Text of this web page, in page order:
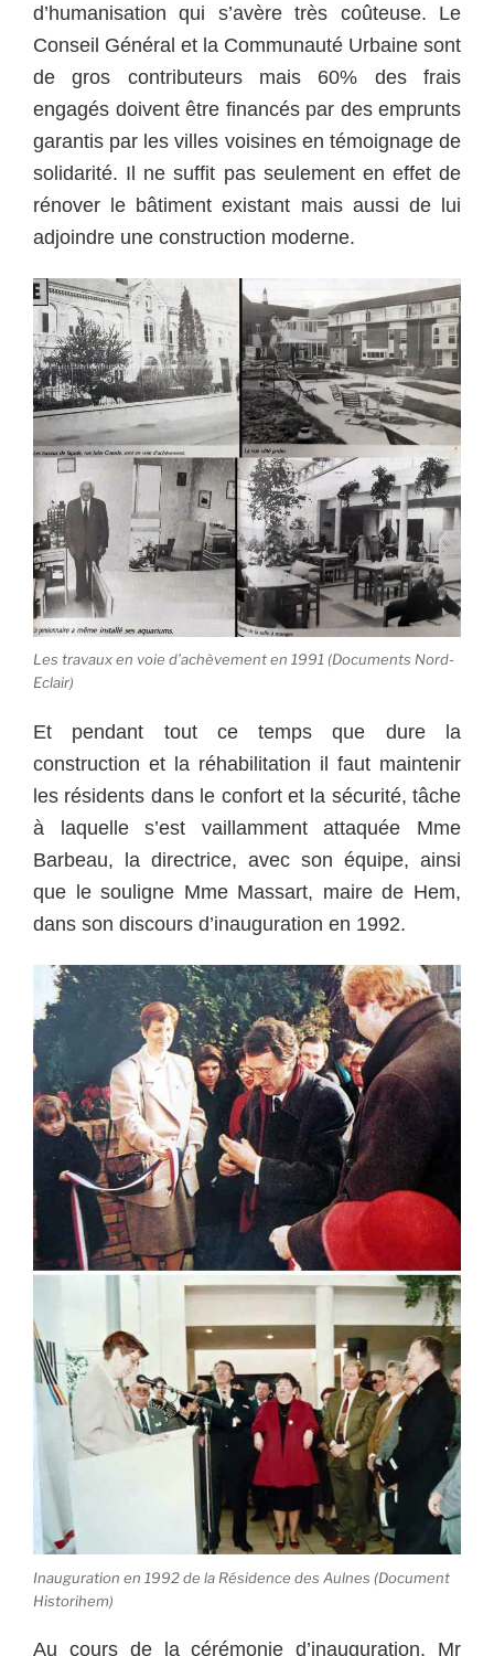
d’humanisation qui s’avère très coûteuse. Le
Conseil Général et la Communauté Urbaine sont
de gros contributeurs mais 60% des frais
engagés doivent être financés par des emprunts
garantis par les villes voisines en témoignage de
solidarité. Il ne suffit pas seulement en effet de
rénover le bâtiment existant mais aussi de lui
adjoindre une construction moderne.
Les travaux en voie d’achèvement en 1991 (Documents Nord-
Eclair)
Et pendant tout ce temps que dure la
construction et la réhabilitation il faut maintenir
les résidents dans le confort et la sécurité, tâche
à laquelle s’est vaillamment attaquée Mme
Barbeau, la directrice, avec son équipe, ainsi
que le souligne Mme Massart, maire de Hem,
dans son discours d’inauguration en 1992.
Inauguration en 1992 de la Résidence des Aulnes (Document
Historihem)
Au cours de la cérémonie d’inauguration, Mr